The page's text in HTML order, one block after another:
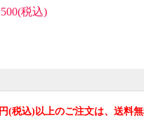
いいデザイン、耐衝
税込)
税込)以上のご注文は、送料無